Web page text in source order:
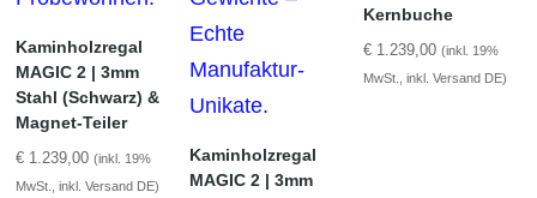
Kaminholzregal
MAGIC 2 | 3mm
Stahl (Schwarz) &
Magnet-Teiler
€ 1.239,00 (inkl. 19%
MwSt., inkl. Versand DE)
Kaminholzregal
MAGIC 2 | 3mm
Kernbuche
€ 1.239,00 (inkl. 19%
MwSt., inkl. Versand DE)